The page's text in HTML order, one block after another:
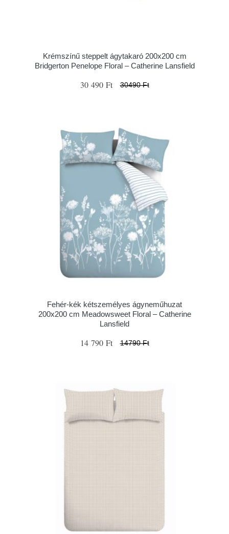
Krémszínű steppelt ágytakaró 200x200 cm
Bridgerton Penelope Floral – Catherine Lansfield
30 490 Ft 30490 Ft
Fehér-kék kétszemélyes ágyneműhuzat
200x200 cm Meadowsweet Floral – Catherine
Lansfield
14 790 Ft 14790 Ft